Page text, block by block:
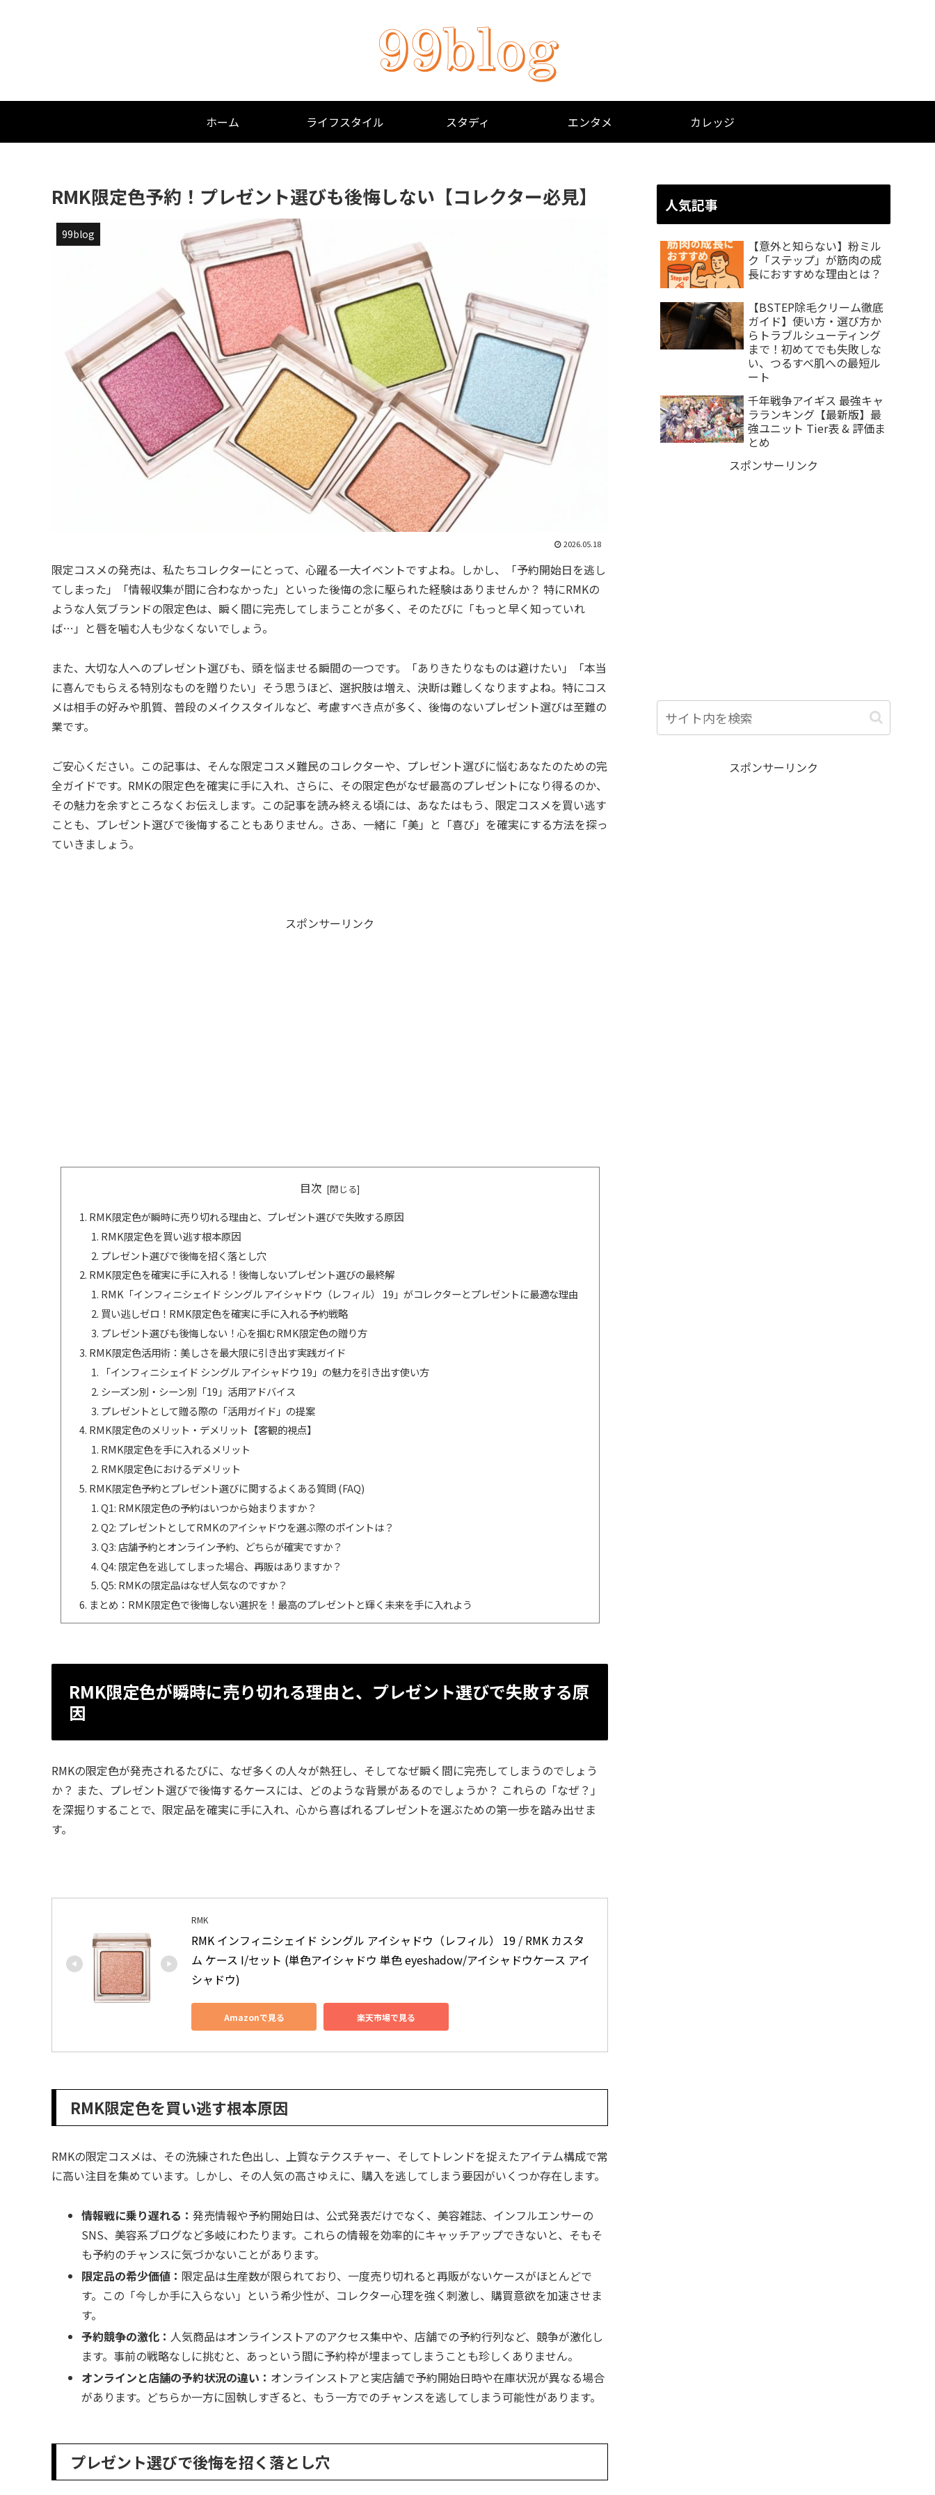
ホーム ライフスタイル スタディ エンタメ カレッジ
RMK限定色予約！プレゼント選びも後悔しない【コレクター必見】
99blog
2026.05.18
限定コスメの発売は、私たちコレクターにとって、心躍る一大イベントですよね。しかし、「予約開始日を逃し
てしまった」「情報収集が間に合わなかった」といった後悔の念に駆られた経験はありませんか？ 特にRMKの
ような人気ブランドの限定色は、瞬く間に完売してしまうことが多く、そのたびに「もっと早く知っていれ
ば…」と唇を噛む人も少なくないでしょう。
また、大切な人へのプレゼント選びも、頭を悩ませる瞬間の一つです。「ありきたりなものは避けたい」「本当
に喜んでもらえる特別なものを贈りたい」そう思うほど、選択肢は増え、決断は難しくなりますよね。特にコス
メは相手の好みや肌質、普段のメイクスタイルなど、考慮すべき点が多く、後悔のないプレゼント選びは至難の
業です。
ご安心ください。この記事は、そんな限定コスメ難民のコレクターや、プレゼント選びに悩むあなたのための完
全ガイドです。RMKの限定色を確実に手に入れ、さらに、その限定色がなぜ最高のプレゼントになり得るのか、
その魅力を余すところなくお伝えします。この記事を読み終える頃には、あなたはもう、限定コスメを買い逃す
ことも、プレゼント選びで後悔することもありません。さあ、一緒に「美」と「喜び」を確実にする方法を探っ
ていきましょう。
スポンサーリンク
目次
RMK限定色が瞬時に売り切れる理由と、プレゼント選びで失敗する原因
RMK限定色を買い逃す根本原因
プレゼント選びで後悔を招く落とし穴
RMK限定色を確実に手に入れる！後悔しないプレゼント選びの最終解
RMK「インフィニシェイド シングル アイシャドウ（レフィル） 19」がコレクターとプレゼントに最適な理由
買い逃しゼロ！RMK限定色を確実に手に入れる予約戦略
プレゼント選びも後悔しない！心を掴むRMK限定色の贈り方
RMK限定色活用術：美しさを最大限に引き出す実践ガイド
「インフィニシェイド シングル アイシャドウ 19」の魅力を引き出す使い方
シーズン別・シーン別「19」活用アドバイス
プレゼントとして贈る際の「活用ガイド」の提案
RMK限定色のメリット・デメリット【客観的視点】
RMK限定色を手に入れるメリット
RMK限定色におけるデメリット
RMK限定色予約とプレゼント選びに関するよくある質問 (FAQ)
Q1: RMK限定色の予約はいつから始まりますか？
Q2: プレゼントとしてRMKのアイシャドウを選ぶ際のポイントは？
Q3: 店舗予約とオンライン予約、どちらが確実ですか？
Q4: 限定色を逃してしまった場合、再販はありますか？
Q5: RMKの限定品はなぜ人気なのですか？
まとめ：RMK限定色で後悔しない選択を！最高のプレゼントと輝く未来を手に入れよう
RMK限定色が瞬時に売り切れる理由と、プレゼント選びで失敗する原
因
RMKの限定色が発売されるたびに、なぜ多くの人々が熱狂し、そしてなぜ瞬く間に完売してしまうのでしょう
か？ また、プレゼント選びで後悔するケースには、どのような背景があるのでしょうか？ これらの「なぜ？」
を深掘りすることで、限定品を確実に手に入れ、心から喜ばれるプレゼントを選ぶための第一歩を踏み出せま
す。
RMK
RMK インフィニシェイド シングル アイシャドウ（レフィル） 19 / RMK カスタ
ム ケース I/セット (単色アイシャドウ 単色 eyeshadow/アイシャドウケース アイ
シャドウ)
Amazonで見る 楽天市場で見る
RMK限定色を買い逃す根本原因
RMKの限定コスメは、その洗練された色出し、上質なテクスチャー、そしてトレンドを捉えたアイテム構成で常
に高い注目を集めています。しかし、その人気の高さゆえに、購入を逃してしまう要因がいくつか存在します。
情報戦に乗り遅れる：発売情報や予約開始日は、公式発表だけでなく、美容雑誌、インフルエンサーの
SNS、美容系ブログなど多岐にわたります。これらの情報を効率的にキャッチアップできないと、そもそ
も予約のチャンスに気づかないことがあります。
限定品の希少価値： 限定品は生産数が限られており、一度売り切れると再販がないケースがほとんどで
す。この「今しか手に入らない」という希少性が、コレクター心理を強く刺激し、購買意欲を加速させま
す。
予約競争の激化： 人気商品はオンラインストアのアクセス集中や、店舗での予約行列など、競争が激化し
ます。事前の戦略なしに挑むと、あっという間に予約枠が埋まってしまうことも珍しくありません。
オンラインと店舗の予約状況の違い： オンラインストアと実店舗で予約開始日時や在庫状況が異なる場合
があります。どちらか一方に固執しすぎると、もう一方でのチャンスを逃してしまう可能性があります。
プレゼント選びで後悔を招く落とし穴
人気記事
【意外と知らない】粉ミル
ク「ステップ」が筋肉の成
長におすすめな理由とは？
【BSTEP除毛クリーム徹底
ガイド】使い方・選び方か
らトラブルシューティング
まで！初めてでも失敗しな
い、つるすべ肌への最短ル
ート
千年戦争アイギス 最強キャ
ラランキング【最新版】最
強ユニット Tier表 & 評価ま
とめ
スポンサーリンク
スポンサーリンク